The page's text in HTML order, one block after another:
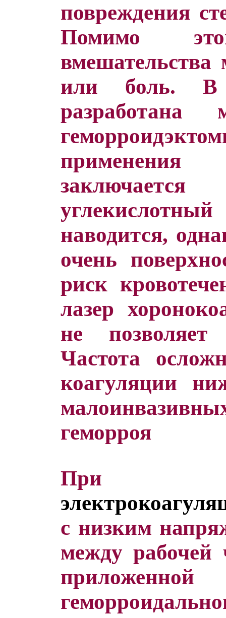
повреждения
Помимо
или боль. В
разработана
наводится,
очень
риск
лазер
не
Частота
коагуляции
геморроя
с низким
между рабочей